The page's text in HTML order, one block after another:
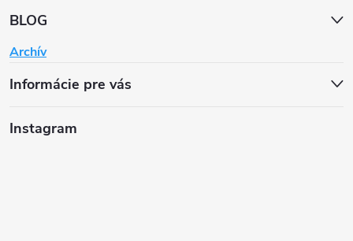
BLOG
Archív
Informácie pre vás
Instagram